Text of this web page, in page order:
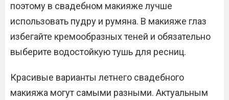
поэтому в свадебном макияже лучше
использовать пудру и румяна. В макияже глаз
избегайте кремообразных теней и обязательно
выберите водостойкую тушь для ресниц.
Красивые варианты летнего свадебного
макияжа могут самыми разными. Актуальным